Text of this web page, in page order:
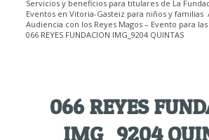
Servicios y beneficios para titulares de La
Eventos en Vitoria-Gasteiz para niños y familias
Audiencia con los Reyes Magos – Evento para
066 REYES FUNDACION IMG_9204 QUINTAS
066 REYES
IMG_9204